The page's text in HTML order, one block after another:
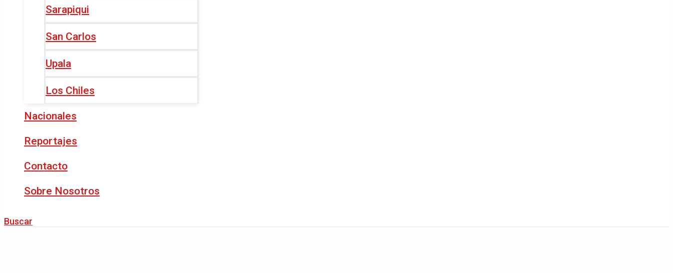
Sarapiqui
San Carlos
Upala
Los Chiles
Nacionales
Reportajes
Contacto
Sobre Nosotros
Buscar